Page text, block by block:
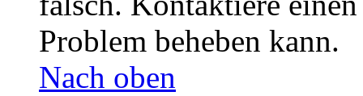
Problem beheben kann.
Nach oben